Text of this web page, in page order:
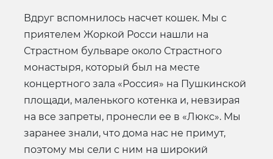
Вдруг вспомнилось насчет кошек. Мы с
приятелем Жоркой Росси нашли на
Страстном бульваре около Страстного
монастыря, который был на месте
концертного зала «Россия» на Пушкинской
площади, маленького котенка и, невзирая
на все запреты, пронесли ее в «Люкс». Мы
заранее знали, что дома нас не примут,
поэтому мы сели с ним на широкий